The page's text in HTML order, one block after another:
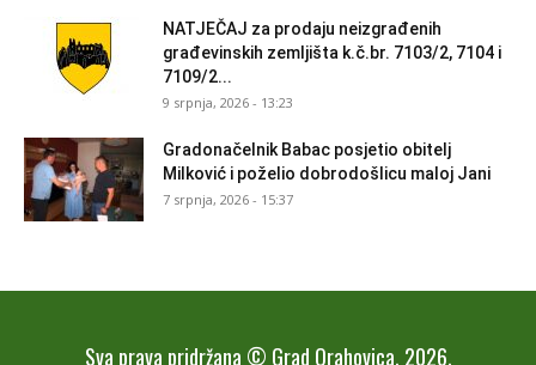
NATJEČAJ za prodaju neizgrađenih
građevinskih zemljišta k.č.br. 7103/2, 7104 i
7109/2...
9 srpnja, 2026 - 13:23
Gradonačelnik Babac posjetio obitelj
Milković i poželio dobrodošlicu maloj Jani
7 srpnja, 2026 - 15:37
Sva prava pridržana © Grad Orahovica, 2026.